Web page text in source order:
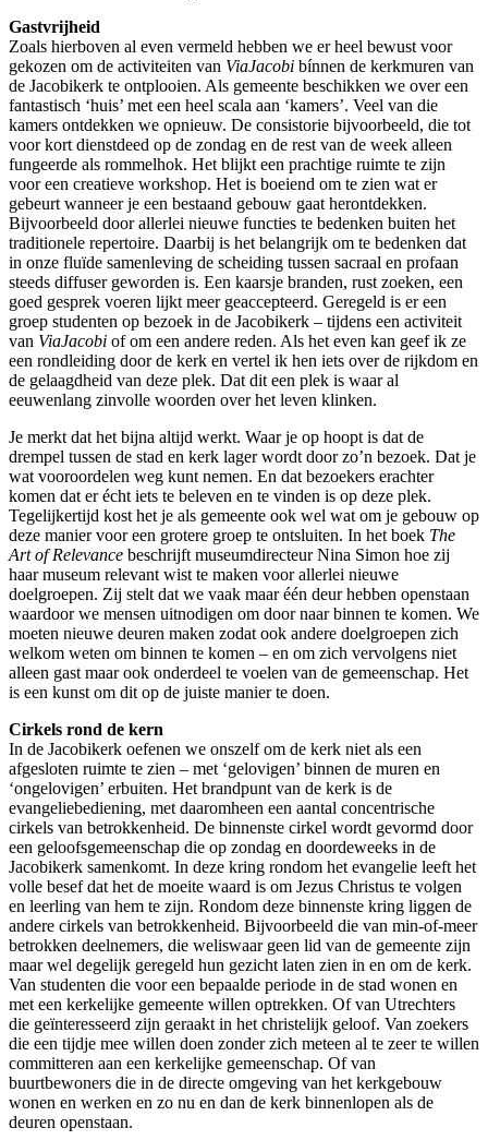
Gastvrijheid
Zoals hierboven al even vermeld hebben we er heel bewust voor
gekozen om de activiteiten van ViaJacobi bínnen de kerkmuren van
de Jacobikerk te ontplooien. Als gemeente beschikken we over een
fantastisch ‘huis’ met een heel scala aan ‘kamers’. Veel van die
kamers ontdekken we opnieuw. De consistorie bijvoorbeeld, die tot
voor kort dienstdeed op de zondag en de rest van de week alleen
fungeerde als rommelhok. Het blijkt een prachtige ruimte te zijn
voor een creatieve workshop. Het is boeiend om te zien wat er
gebeurt wanneer je een bestaand gebouw gaat herontdekken.
Bijvoorbeeld door allerlei nieuwe functies te bedenken buiten het
traditionele repertoire. Daarbij is het belangrijk om te bedenken dat
in onze fluïde samenleving de scheiding tussen sacraal en profaan
steeds diffuser geworden is. Een kaarsje branden, rust zoeken, een
goed gesprek voeren lijkt meer geaccepteerd. Geregeld is er een
groep studenten op bezoek in de Jacobikerk – tijdens een activiteit
van ViaJacobi of om een andere reden. Als het even kan geef ik ze
een rondleiding door de kerk en vertel ik hen iets over de rijkdom en
de gelaagdheid van deze plek. Dat dit een plek is waar al
eeuwenlang zinvolle woorden over het leven klinken.
Je merkt dat het bijna altijd werkt. Waar je op hoopt is dat de
drempel tussen de stad en kerk lager wordt door zo’n bezoek. Dat je
wat vooroordelen weg kunt nemen. En dat bezoekers erachter
komen dat er écht iets te beleven en te vinden is op deze plek.
Tegelijkertijd kost het je als gemeente ook wel wat om je gebouw op
deze manier voor een grotere groep te ontsluiten. In het boek The
Art of Relevance beschrijft museumdirecteur Nina Simon hoe zij
haar museum relevant wist te maken voor allerlei nieuwe
doelgroepen. Zij stelt dat we vaak maar één deur hebben openstaan
waardoor we mensen uitnodigen om door naar binnen te komen. We
moeten nieuwe deuren maken zodat ook andere doelgroepen zich
welkom weten om binnen te komen – en om zich vervolgens niet
alleen gast maar ook onderdeel te voelen van de gemeenschap. Het
is een kunst om dit op de juiste manier te doen.
Cirkels rond de kern
In de Jacobikerk oefenen we onszelf om de kerk niet als een
afgesloten ruimte te zien – met ‘gelovigen’ binnen de muren en
‘ongelovigen’ erbuiten. Het brandpunt van de kerk is de
evangeliebediening, met daaromheen een aantal concentrische
cirkels van betrokkenheid. De binnenste cirkel wordt gevormd door
een geloofsgemeenschap die op zondag en doordeweeks in de
Jacobikerk samenkomt. In deze kring rondom het evangelie leeft het
volle besef dat het de moeite waard is om Jezus Christus te volgen
en leerling van hem te zijn. Rondom deze binnenste kring liggen de
andere cirkels van betrokkenheid. Bijvoorbeeld die van min-of-meer
betrokken deelnemers, die weliswaar geen lid van de gemeente zijn
maar wel degelijk geregeld hun gezicht laten zien in en om de kerk.
Van studenten die voor een bepaalde periode in de stad wonen en
met een kerkelijke gemeente willen optrekken. Of van Utrechters
die geïnteresseerd zijn geraakt in het christelijk geloof. Van zoekers
die een tijdje mee willen doen zonder zich meteen al te zeer te willen
committeren aan een kerkelijke gemeenschap. Of van
buurtbewoners die in de directe omgeving van het kerkgebouw
wonen en werken en zo nu en dan de kerk binnenlopen als de
deuren openstaan.